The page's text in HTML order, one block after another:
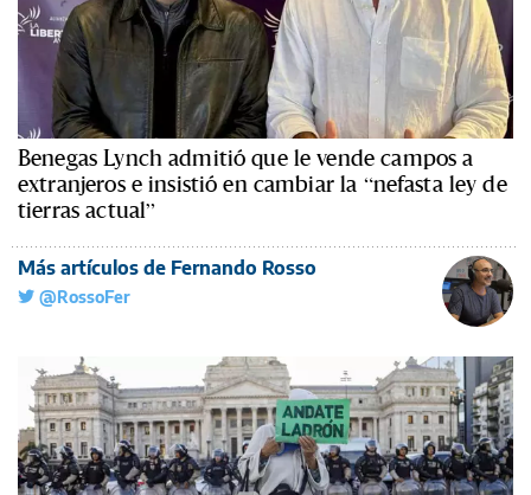
Benegas Lynch admitió que le vende campos a
extranjeros e insistió en cambiar la “nefasta ley de
tierras actual”
Más artículos de Fernando Rosso
@RossoFer